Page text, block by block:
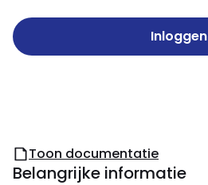
Inloggen
Toon documentatie
Belangrijke informatie